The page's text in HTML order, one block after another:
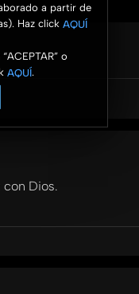
a partir de
Haz click AQUÍ
o
AQUÍ.
con Dios.
de la oración.
de idiomas,